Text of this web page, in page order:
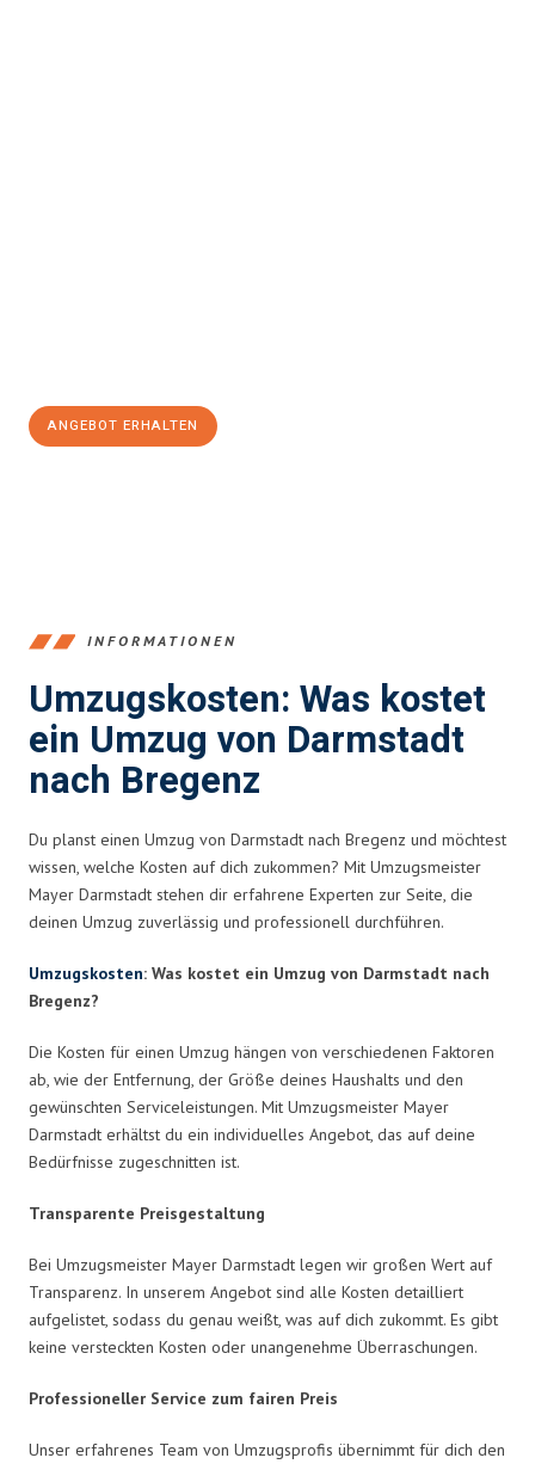
ANGEBOT ERHALTEN
INFORMATIONEN
Umzugskosten: Was kostet
ein Umzug von Darmstadt
nach Bregenz
Du planst einen Umzug von Darmstadt nach Bregenz und möchtest
wissen, welche Kosten auf dich zukommen? Mit Umzugsmeister
Mayer Darmstadt stehen dir erfahrene Experten zur Seite, die
deinen Umzug zuverlässig und professionell durchführen.
Umzugskosten: Was kostet ein Umzug von Darmstadt nach
Bregenz?
Die Kosten für einen Umzug hängen von verschiedenen Faktoren
ab, wie der Entfernung, der Größe deines Haushalts und den
gewünschten Serviceleistungen. Mit Umzugsmeister Mayer
Darmstadt erhältst du ein individuelles Angebot, das auf deine
Bedürfnisse zugeschnitten ist.
Transparente Preisgestaltung
Bei Umzugsmeister Mayer Darmstadt legen wir großen Wert auf
Transparenz. In unserem Angebot sind alle Kosten detailliert
aufgelistet, sodass du genau weißt, was auf dich zukommt. Es gibt
keine versteckten Kosten oder unangenehme Überraschungen.
Professioneller Service zum fairen Preis
Unser erfahrenes Team von Umzugsprofis übernimmt für dich den